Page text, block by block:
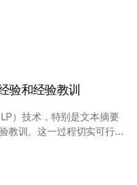
体...
验和经验教训
）技术，特别是文本摘要
教训。这一过程切实可行，
包括抽取式...